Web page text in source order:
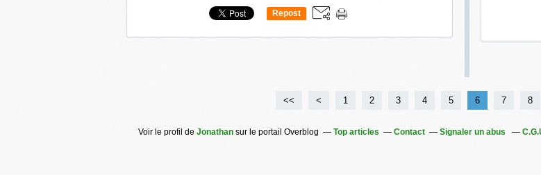
Repost
<< < 1 2 3 4 5 6 7 8
Voir le profil de Jonathan sur le portail Overblog Top articles Contact Signaler un abus